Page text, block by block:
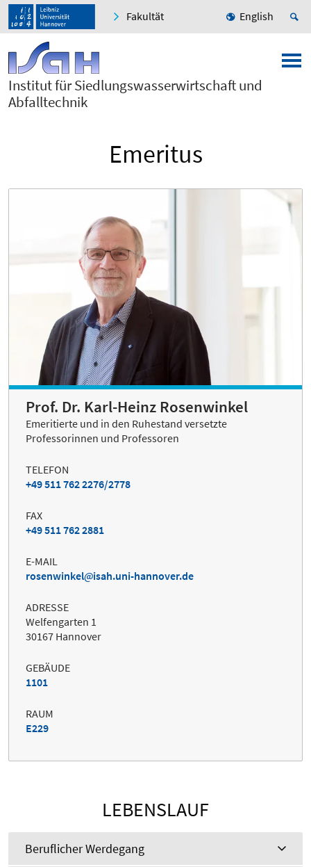
Fakultät English
Institut für Siedlungswasserwirtschaft und
Abfalltechnik
Emeritus
Prof. Dr. Karl-Heinz Rosenwinkel
Emeritierte und in den Ruhestand versetzte
Professorinnen und Professoren
TELEFON
+49 511 762 2276/2778
FAX
+49 511 762 2881
E-MAIL
rosenwinkel
isah.uni-hannover.de
ADRESSE
Welfengarten 1
30167 Hannover
GEBÄUDE
1101
RAUM
E229
LEBENSLAUF
Beruflicher Werdegang